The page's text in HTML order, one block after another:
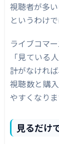
視聴者が多
というわけ
ライブコマー
「見ている
計がなければ
視聴数と購
やすくなりま
見るだけ